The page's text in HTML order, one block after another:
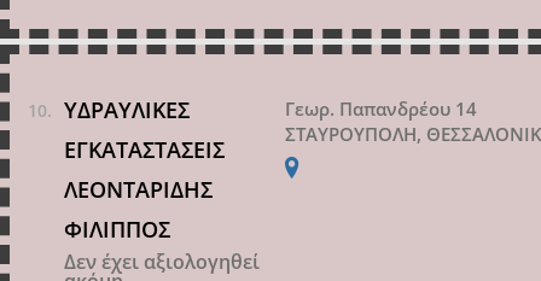
ΥΔΡΑΥΛΙΚΕΣ
ΕΓΚΑΤΑΣΤΑΣΕΙΣ
ΛΕΟΝΤΑΡΙΔΗΣ
ΦΙΛΙΠΠΟΣ
Δεν έχει αξιολογηθεί
Γεωρ. Παπανδρέου 14
ΣΤΑΥΡΟΥΠΟΛΗ,